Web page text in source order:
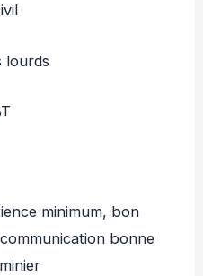
lourds
minimum, bon
bonne